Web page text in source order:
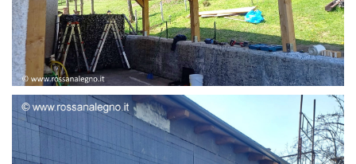
STRUTTURA ADDOSSATA LAMELLARE